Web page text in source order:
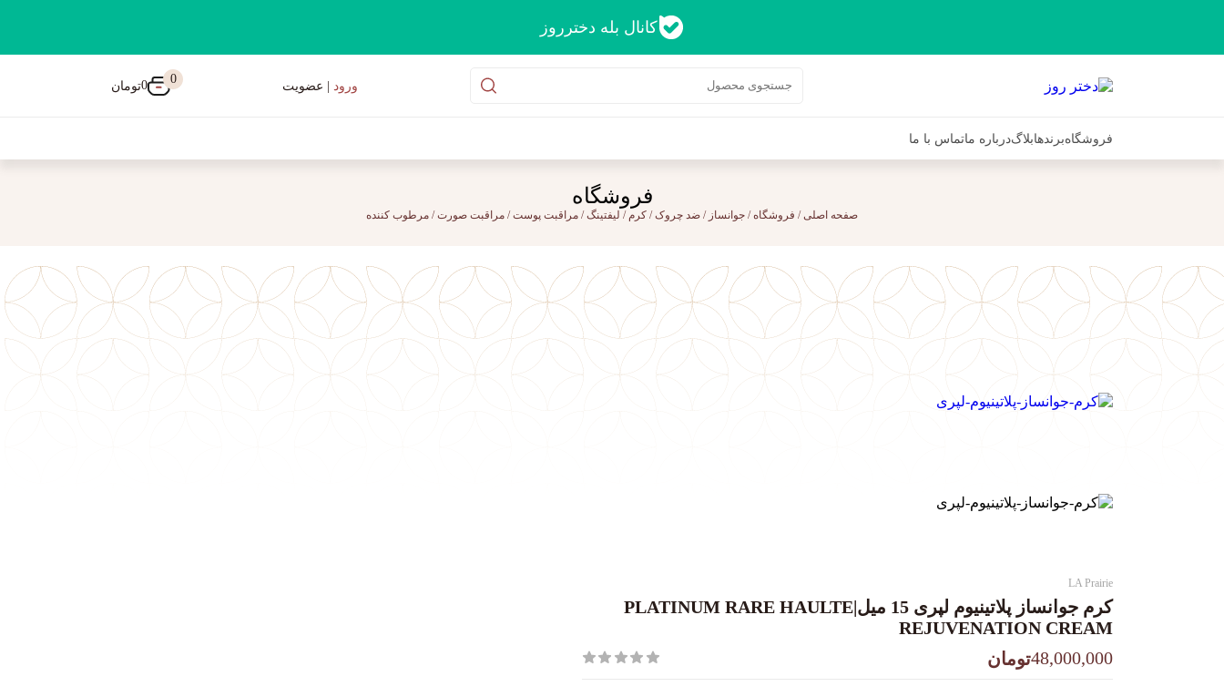
کانال بله دخترروز
ورود | عضویت
0
0تومان
فروشگاهبرندهابلاگدرباره ماتماس با ما
فروشگاه
صفحه اصلی/ فروشگاه/ جوانساز / ضد چروک/ کرم / لیفتینگ/ مراقبت پوست/ مراقبت صورت/ مرطوب کننده
LA Prairie
کرم جوانساز پلاتینیوم لپری 15 میل|PLATINUM RARE HAULTE
REJUVENATION CREAM
تومان48,000,000